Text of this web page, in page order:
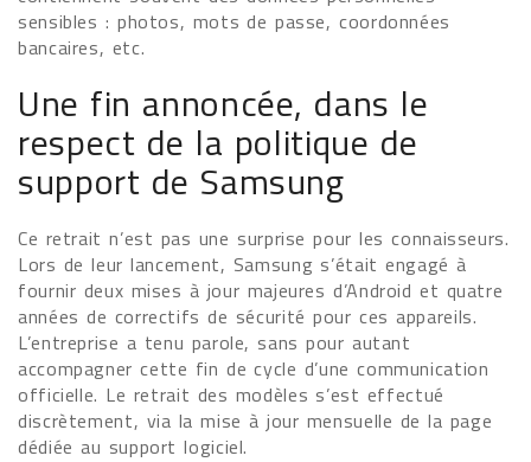
sensibles : photos, mots de passe, coordonnées
bancaires, etc.
Une fin annoncée, dans le
respect de la politique de
support de Samsung
Ce retrait n’est pas une surprise pour les connaisseurs.
Lors de leur lancement, Samsung s’était engagé à
fournir deux mises à jour majeures d’Android et quatre
années de correctifs de sécurité pour ces appareils.
L’entreprise a tenu parole, sans pour autant
accompagner cette fin de cycle d’une communication
officielle. Le retrait des modèles s’est effectué
discrètement, via la mise à jour mensuelle de la page
dédiée au support logiciel.